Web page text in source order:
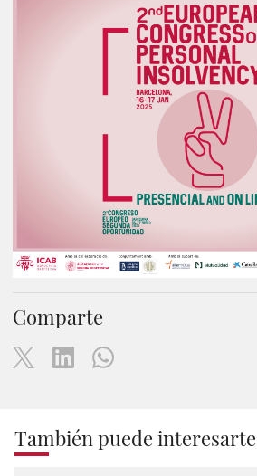
Comparte
También puede interesarte